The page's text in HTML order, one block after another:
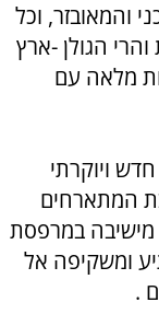
והמאובזר, וכל
הגולן -ארץ
מלאה עם
חדש ויוקרתי
המתארחים
מישיבה במרפסת
ומשקיפה אל
.